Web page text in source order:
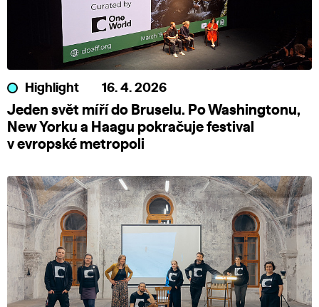
Highlight 16. 4. 2026
Jeden svět míří do Bruselu. Po Washingtonu,
New Yorku a Haagu pokračuje festival
v evropské metropoli